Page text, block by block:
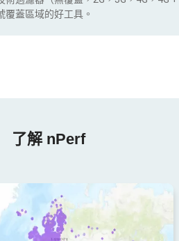
覆蓋區域的好工具。
了解 nPerf